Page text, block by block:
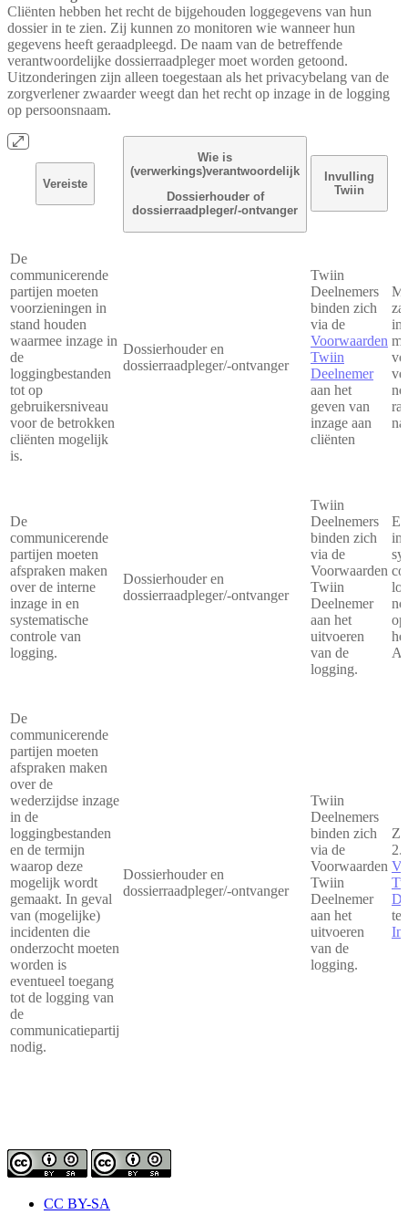
Cliënten hebben het recht de bijgehouden loggegevens van hun
dossier in te zien. Zij kunnen zo monitoren wie wanneer hun
gegevens heeft geraadpleegd. De naam van de betreffende
verantwoordelijke dossierraadpleger moet worden getoond.
Uitzonderingen zijn alleen toegestaan als het privacybelang van de
zorgverlener zwaarder weegt dan het recht op inzage in de logging
op persoonsnaam.
Vereiste
Wie is
(verwerkings)verantwoordelijk
Dossierhouder of
dossierraadpleger/-ontvanger
Invulling
Twiin
De
communicerende
partijen moeten
voorzieningen in
stand houden
waarmee inzage in
de
loggingbestanden
tot op
gebruikersniveau
voor de betrokken
cliënten mogelijk
is.
Dossierhouder en
dossierraadpleger/-ontvanger
Twiin
Deelnemers
binden zich
via de
Voorwaarden
Twiin
Deelnemer
aan het
geven van
inzage aan
cliënten
De
communicerende
partijen moeten
afspraken maken
over de interne
inzage in en
systematische
controle van
logging.
Dossierhouder en
dossierraadpleger/-ontvanger
Twiin
Deelnemers
binden zich
via de
Voorwaarden
Twiin
Deelnemer
aan het
uitvoeren
van de
logging.
De
communicerende
partijen moeten
afspraken maken
over de
wederzijdse inzage
in de
loggingbestanden
en de termijn
waarop deze
mogelijk wordt
gemaakt. In geval
van (mogelijke)
incidenten die
onderzocht moeten
worden is
eventueel toegang
tot de logging van
de
communicatiepartij
nodig.
Dossierhouder en
dossierraadpleger/-ontvanger
Twiin
Deelnemers
binden zich
via de
Voorwaarden
Twiin
Deelnemer
aan het
uitvoeren
van de
logging.
CC BY-SA